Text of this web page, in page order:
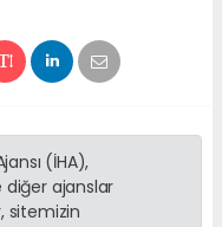
(İHA),
diğer ajanslar
sitemizin